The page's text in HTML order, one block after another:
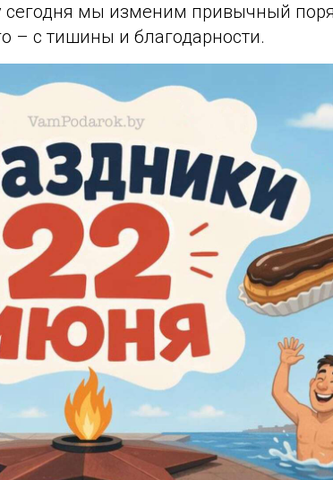
сегодня мы изменим привычный
– с тишины и благодарности.